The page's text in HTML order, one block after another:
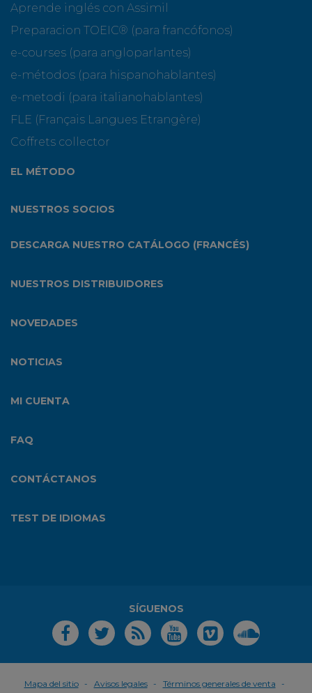
Aprende inglés con Assimil
Preparacion TOEIC® (para francófonos)
e-courses (para angloparlantes)
e-métodos (para hispanohablantes)
e-metodi (para italianohablantes)
FLE (Français Langues Etrangère)
Coffrets collector
EL MÉTODO
NUESTROS SOCIOS
DESCARGA NUESTRO CATÁLOGO (FRANCÉS)
NUESTROS DISTRIBUIDORES
NOVEDADES
NOTICIAS
MI CUENTA
FAQ
CONTÁCTANOS
TEST DE IDIOMAS
SÍGUENOS
Mapa del sitio Avisos legales
Términos generales de venta